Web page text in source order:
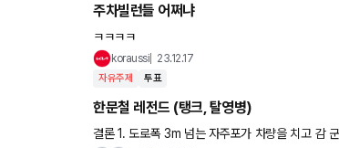
주차빌런들 어쩌냐
ㅋㅋㅋㅋ
koraussi 23.12.17
자유주제 투표
한문철 레전드 (탱크, 탈영병)
결론 1. 도로폭 3m 넘는 자주포가 차량을 치고 감 군부대 차량들 보험